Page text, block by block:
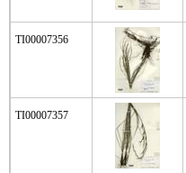
TI00007356
TI00007357